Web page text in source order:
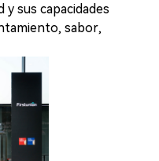
sus capacidades
sabor,